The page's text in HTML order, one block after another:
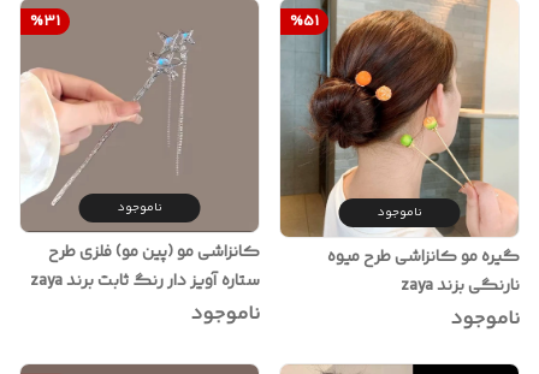
%51
ناموجود
گیره مو کانزاشی طرح میوه
نارنگی بزند zaya
ناموجود
%31
ناموجود
کانزاشی مو (پین مو) فلزی طرح
ستاره آویز دار رنگ ثابت برند zaya
ناموجود